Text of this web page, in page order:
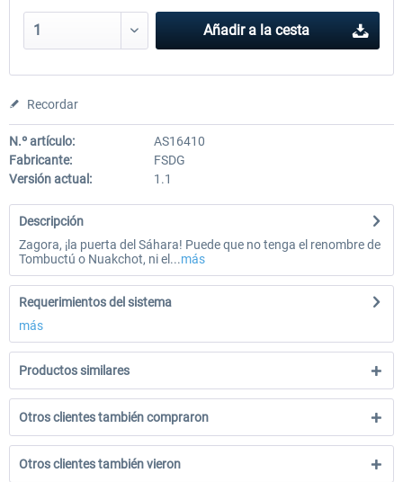
Añadir a la cesta
Recordar
N.º artículo:
AS16410
Fabricante:
FSDG
Versión actual:
1.1
Descripción
Zagora, ¡la puerta del Sáhara! Puede que no tenga el renombre de
Tombuctú o Nuakchot, ni el...más
Requerimientos del sistema
más
Productos similares
Otros clientes también compraron
Otros clientes también vieron